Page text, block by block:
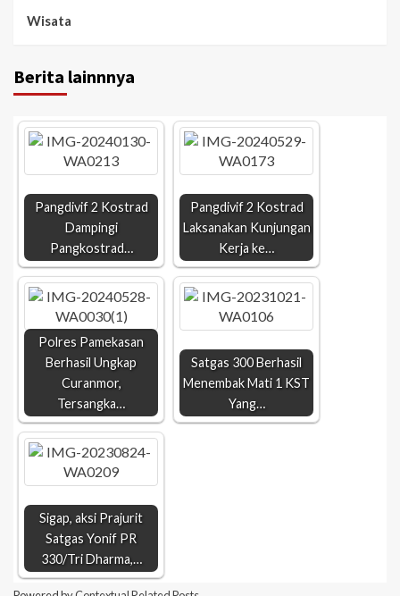
Wisata
Berita lainnnya
Pangdivif 2 Kostrad
Dampingi
Pangkostrad…
Pangdivif 2 Kostrad
Laksanakan Kunjungan
Kerja ke…
Polres Pamekasan
Berhasil Ungkap
Curanmor,
Tersangka…
Satgas 300 Berhasil
Menembak Mati 1 KST
Yang…
Sigap, aksi Prajurit
Satgas Yonif PR
330/Tri Dharma,…